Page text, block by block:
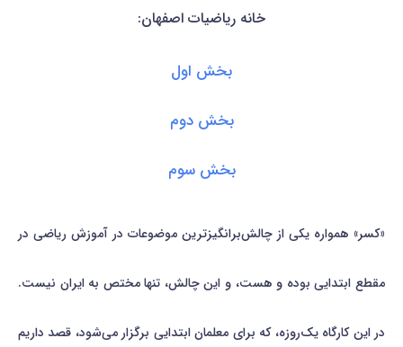
خانه ریاضیات اصفهان:
بخش اول
بخش دوم
بخش سوم
«کسر» همواره یکی از چالش‌برانگیزترین موضوعات در آموزش ریاضی در
مقطع ابتدایی بوده و هست، و این چالش، تنها مختص به ایران نیست.
در این کارگاه یک‌روزه، که برای معلمان ابتدایی برگزار می‌شود، قصد داریم